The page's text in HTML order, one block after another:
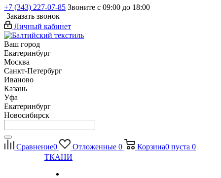
+7 (343) 227-07-85 Звоните с 09:00 до 18:00
Заказать звонок
Личный кабинет
Ваш город
Екатеринбург
Москва
Санкт-Петербург
Иваново
Казань
Уфа
Екатеринбург
Новосибирск
Сравнение0 Отложенные 0 Корзина0 пуста 0
ТКАНИ